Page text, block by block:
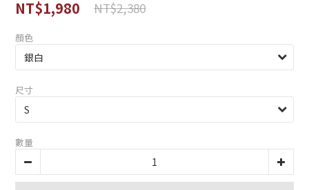
NT$1,980 NT$2,380
顏色
尺寸
數量